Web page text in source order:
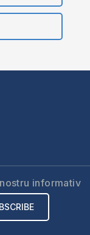
informativ